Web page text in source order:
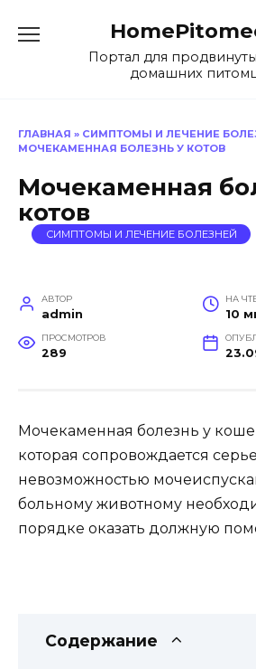
содержаниюПортал для
домашних
ГЛАВНАЯ » СИМПТОМЫ И ЛЕЧЕНИЕ
МОЧЕКАМЕННАЯ БОЛЕЗНЬ У КОТОВ
Мочекаменная
котов
СИМПТОМЫ И ЛЕЧЕНИЕ БОЛЕЗНЕЙ
АВТОР
admin
НА
10
ПРОСМОТРОВ
289
Мочекаменная болезнь у
которая сопровождается
невозможностью
больному животному
порядке оказать должную
Содержание